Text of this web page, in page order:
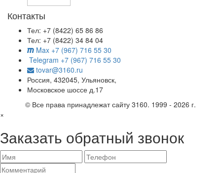
Контакты
Тел: +7 (8422) 65 86 86
Тел: +7 (8422) 34 84 04
Max +7 (967) 716 55 30
Telegram +7 (967) 716 55 30
tovar@3160.ru
Россия, 432045, Ульяновск,
Московское шоссе д.17
© Все права принадлежат сайту 3160. 1999 - 2026 г.
×
Заказать обратный звонок